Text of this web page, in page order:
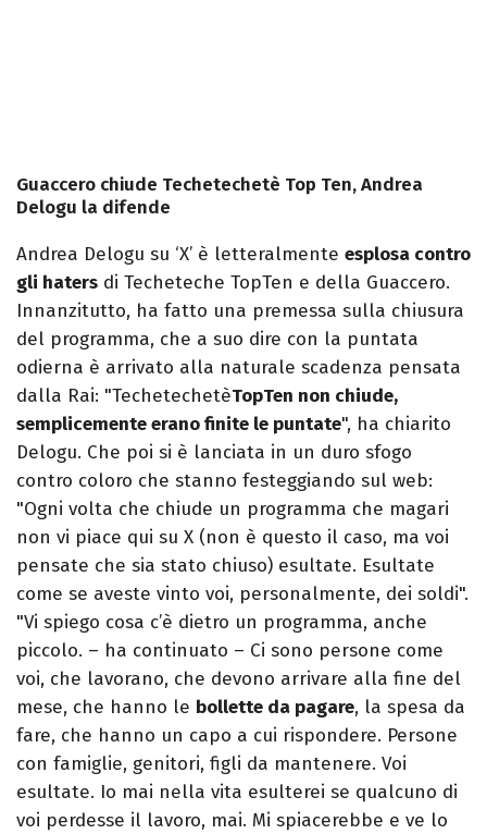
Guaccero chiude Techetechetè Top Ten, Andrea
Delogu la difende
Andrea Delogu su ‘X’ è letteralmente esplosa contro
gli haters di Techeteche TopTen e della Guaccero.
Innanzitutto, ha fatto una premessa sulla chiusura
del programma, che a suo dire con la puntata
odierna è arrivato alla naturale scadenza pensata
dalla Rai: "TechetechetèTopTen non chiude,
semplicemente erano finite le puntate", ha chiarito
Delogu. Che poi si è lanciata in un duro sfogo
contro coloro che stanno festeggiando sul web:
"Ogni volta che chiude un programma che magari
non vi piace qui su X (non è questo il caso, ma voi
pensate che sia stato chiuso) esultate. Esultate
come se aveste vinto voi, personalmente, dei soldi".
"Vi spiego cosa c’è dietro un programma, anche
piccolo. – ha continuato – Ci sono persone come
voi, che lavorano, che devono arrivare alla fine del
mese, che hanno le bollette da pagare, la spesa da
fare, che hanno un capo a cui rispondere. Persone
con famiglie, genitori, figli da mantenere. Voi
esultate. Io mai nella vita esulterei se qualcuno di
voi perdesse il lavoro, mai. Mi spiacerebbe e ve lo